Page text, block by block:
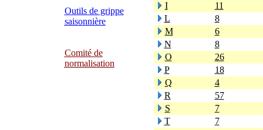
Outils de grippe
saisonnière
Comité de
normalisation
I
11
L
8
M
6
N
8
O
26
P
18
Q
4
R
57
S
7
T
7